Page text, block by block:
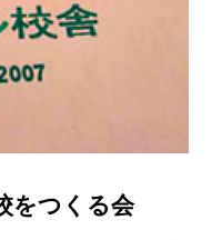
をつくる会